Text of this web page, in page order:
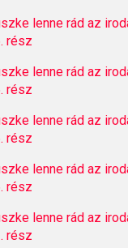
lenne rád az
rész
lenne rád az
rész
lenne rád az
rész
lenne rád az
rész
lenne rád az
rész